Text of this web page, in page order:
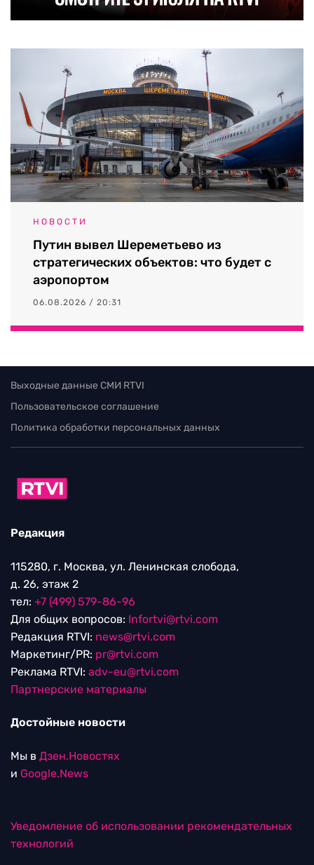
НОВОСТИ
Путин вывел Шереметьево из
стратегических объектов: что будет с
аэропортом
06.08.2026 / 20:31
Выходные данные СМИ RTVI
Пользовательское соглашение
Политика обработки персональных данных
Редакция
115280, г. Москва, ул. Ленинская слобода,
д. 26, этаж 2
тел: +7 (499) 579-86-96
Для общих вопросов: Infortvi@rtvi.com
Редакция RTVI: news@rtvi.com
Маркетинг/PR: pr@rtvi.com
Реклама RTVI: adv-eu@rtvi.com
Партнерские материалы
Достойные новости
Мы в Дзен.Новостях
и Google.News
Уведомление об использовании рекомендательных
технологий